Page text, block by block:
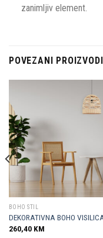
zanimljiv element.
POVEZANI PROIZVODI
BOHO STIL
DEKORATIVNA BOHO
260,40 KM